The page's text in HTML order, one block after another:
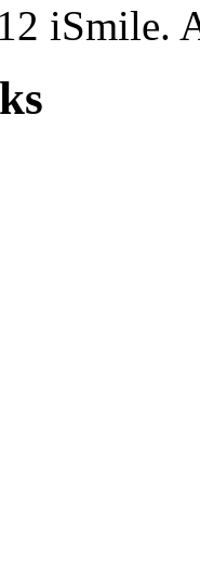
iSmile.